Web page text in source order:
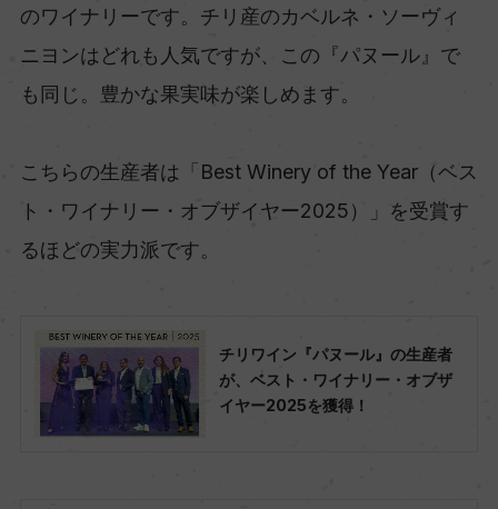
のワイナリーです。チリ産のカベルネ・ソーヴィ
ニヨンはどれも人気ですが、この『パヌール』で
も同じ。豊かな果実味が楽しめます。
こちらの生産者は「Best Winery of the Year（ベス
ト・ワイナリー・オブザイヤー2025）」を受賞す
るほどの実力派です。
チリワイン『パヌール』の生産者
が、ベスト・ワイナリー・オブザ
イヤー2025を獲得！